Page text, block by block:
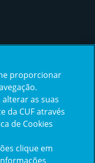
proporcionar
as suas
da CUF através
de Cookies
clique em